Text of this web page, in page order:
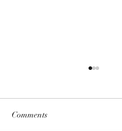
Comments